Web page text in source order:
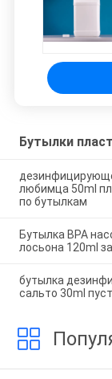
Бутылки
любимца 50ml
по бутылкам
Бутылка BPA
лосьона 120ml
бутылка
сальто 30ml